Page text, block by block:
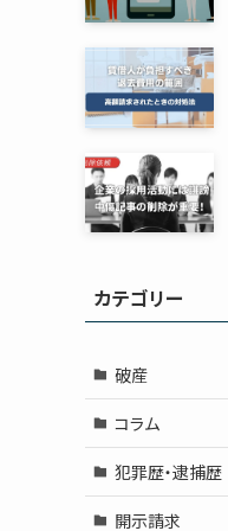
カテゴリー
破産
コラム
犯罪歴・逮捕歴
開示請求